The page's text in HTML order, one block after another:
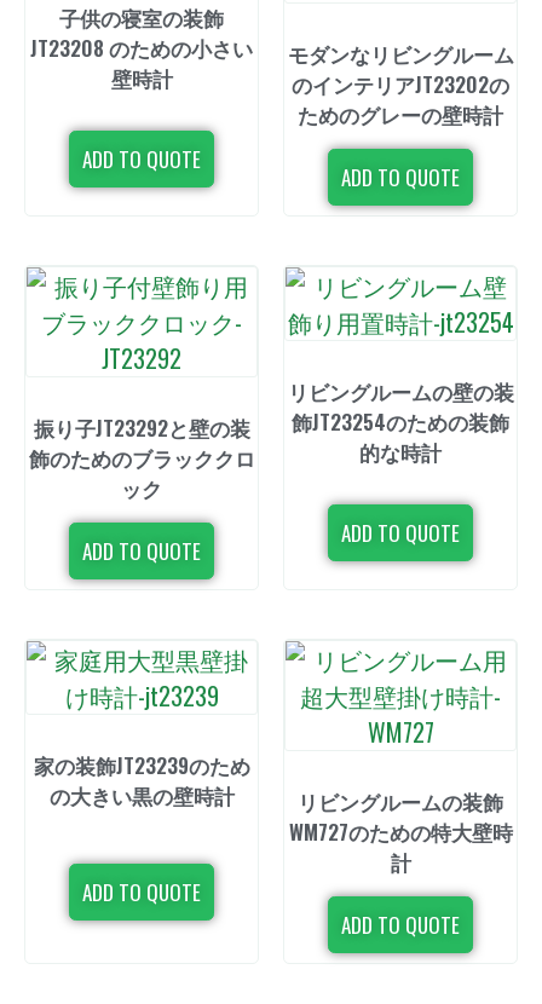
子供の寝室の装飾
JT23208 のための小さい
壁時計
ADD TO QUOTE
モダンなリビングルーム
のインテリアJT23202の
ためのグレーの壁時計
ADD TO QUOTE
振り子JT23292と壁の装
飾のためのブラッククロ
ック
ADD TO QUOTE
リビングルームの壁の装
飾JT23254のための装飾
的な時計
ADD TO QUOTE
家の装飾JT23239のため
の大きい黒の壁時計
ADD TO QUOTE
リビングルームの装飾
WM727のための特大壁時
計
ADD TO QUOTE